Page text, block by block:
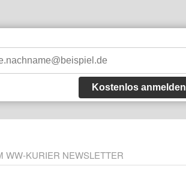
Kostenlos anmelden
WW-KURIER NEWSLETTER